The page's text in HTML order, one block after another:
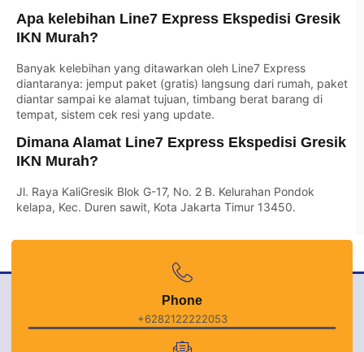
Apa kelebihan Line7 Express Ekspedisi Gresik
IKN Murah?
Banyak kelebihan yang ditawarkan oleh Line7 Express
diantaranya: jemput paket (gratis) langsung dari rumah, paket
diantar sampai ke alamat tujuan, timbang berat barang di
tempat, sistem cek resi yang update.
Dimana Alamat Line7 Express Ekspedisi Gresik
IKN Murah?
Jl. Raya KaliGresik Blok G-17, No. 2 B. Kelurahan Pondok
kelapa, Kec. Duren sawit, Kota Jakarta Timur 13450.
Phone
+6282122222053